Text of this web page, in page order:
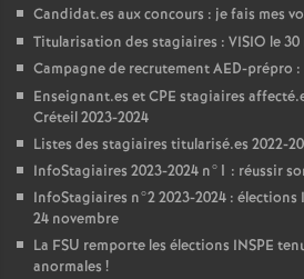
Candidat.es aux concours : je fais mes
Titularisation des stagiaires : VISIO le
Campagne de recrutementAED-prépro :
Enseignant.es etCPE stagiaires
Créteil 2023-2024
Listes des stagiaires titularisé.es 2022-
InfoStagiaires 2023-2024 n°1 : réussir
InfoStagiaires n°2 2023-2024 : élections
24 novembre
La FSU remporte les élections INSPE
anormales !